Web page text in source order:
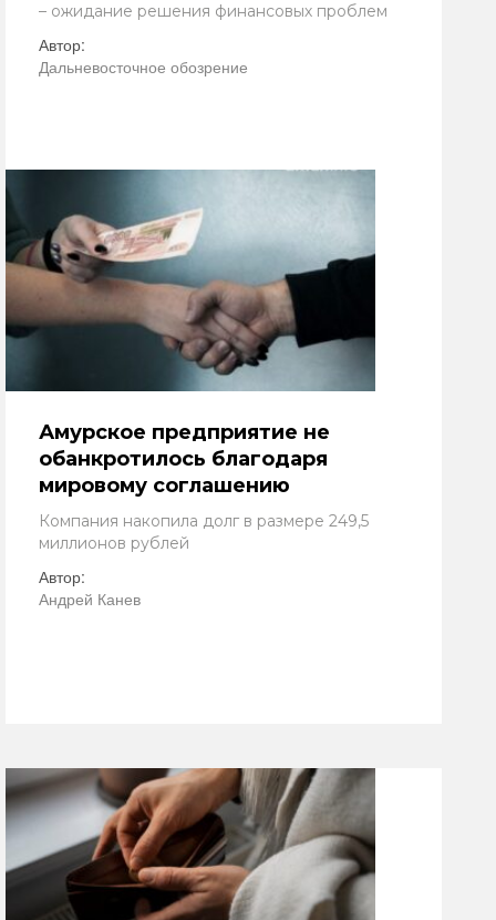
– ожидание решения финансовых проблем
Автор:
Дальневосточное обозрение
Амурское предприятие не
обанкротилось благодаря
мировому соглашению
Компания накопила долг в размере 249,5
миллионов рублей
Автор:
Андрей Канев